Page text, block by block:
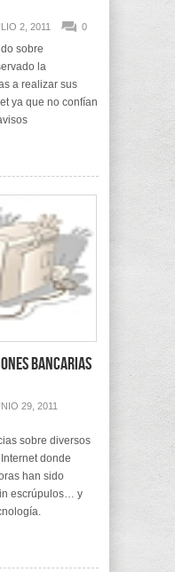
2, 2011 0
sobre
la
a realizar sus
ya que no confían
bancarias
29, 2011
sobre diversos
donde
han sido
escrúpulos… y